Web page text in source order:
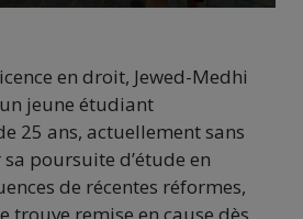
en droit, Jewed-Medhi
jeune étudiant
25 ans, actuellement sans
poursuite d’étude en
de récentes réformes,